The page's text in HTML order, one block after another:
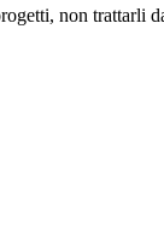
non trattarli